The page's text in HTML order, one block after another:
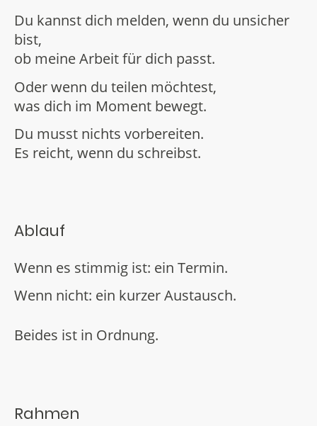
Du kannst dich melden, wenn du unsicher
bist,
ob meine Arbeit für dich passt.
Oder wenn du teilen möchtest,
was dich im Moment bewegt.
Du musst nichts vorbereiten.
Es reicht, wenn du schreibst.
Ablauf
Wenn es stimmig ist: ein Termin.
Wenn nicht: ein kurzer Austausch.
Beides ist in Ordnung.
Rahmen